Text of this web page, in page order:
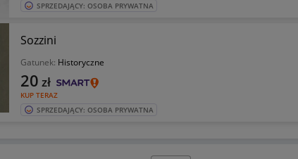
SPRZEDAJĄCY: OSOBA PRYWATNA
Sozzini
Gatunek: Historyczne
KUP TERAZ
20 zł
SPRZEDAJĄCY: OSOBA PRYWATNA